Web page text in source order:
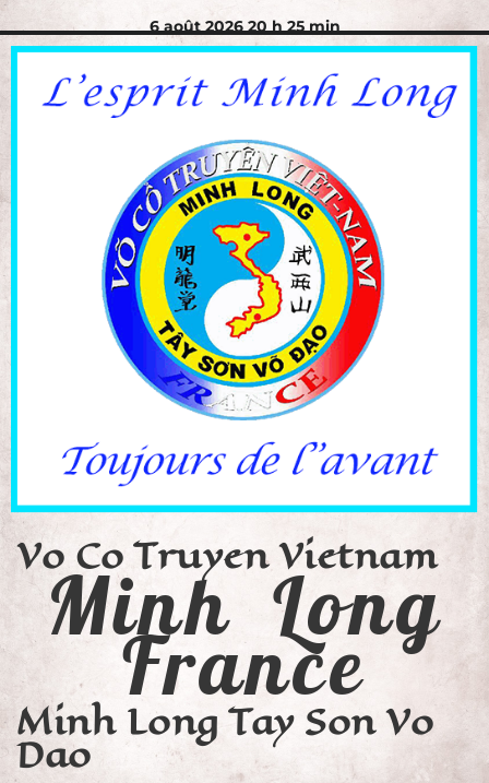
6 août 2026 20 h 25 min
Vo Co Truyen Vietnam
Minh Long
France
Minh Long Tay Son Vo
Dao